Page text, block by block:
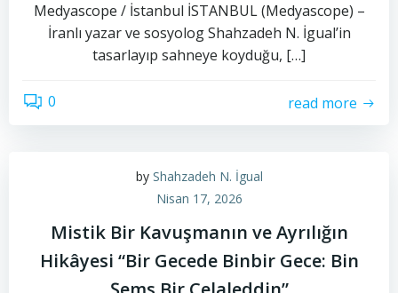
Medyascope / İstanbul İSTANBUL (Medyascope) –
İranlı yazar ve sosyolog Shahzadeh N. İgual’in
tasarlayıp sahneye koyduğu, […]
0 read more
by Shahzadeh N. İgual
Nisan 17, 2026
Mistik Bir Kavuşmanın ve Ayrılığın
Hikâyesi “Bir Gecede Binbir Gece: Bin